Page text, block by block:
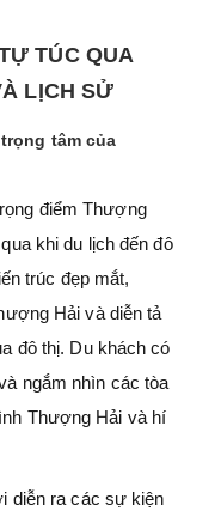
TÚC QUA
LỊCH SỬ
tâm của
điểm Thượng
khi du lịch đến đô
trúc đẹp mắt,
Hải và diễn tả
đô thị. Du khách có
ngắm nhìn các tòa
Thượng Hải và hí
diễn ra các sự kiện